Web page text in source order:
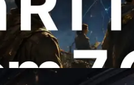
測量 —
API 同步上線